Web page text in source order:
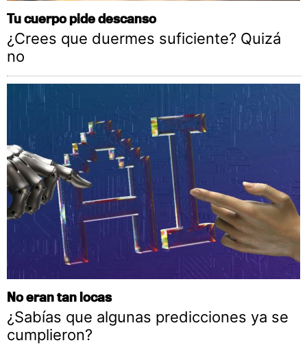
Tu cuerpo pide descanso
¿Crees que duermes suficiente? Quizá
no
No eran tan locas
¿Sabías que algunas predicciones ya se
cumplieron?